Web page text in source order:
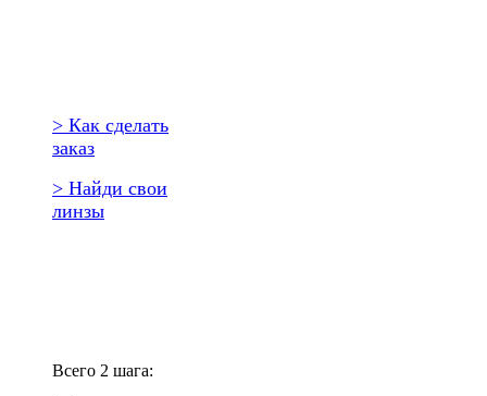
> Как сделать
заказ
> Найди свои
линзы
Всего 2 шага: